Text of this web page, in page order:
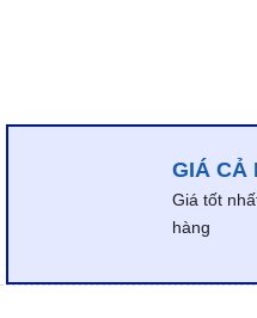
GIÁ CẢ
Giá tốt
hàng